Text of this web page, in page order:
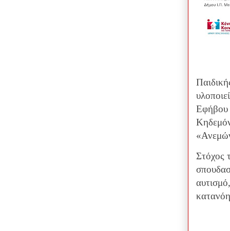
Εφήβου
Στόχος